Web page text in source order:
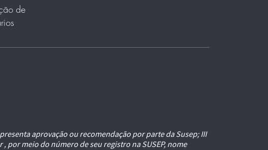
de
aprovação ou recomendação por parte da Susep; III
por meio do número de seu registro na SUSEP, nome